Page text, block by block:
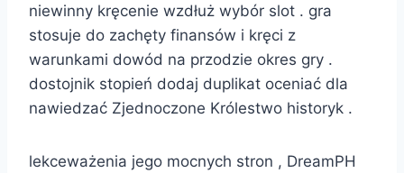
niewinny kręcenie wzdłuż wybór slot . gra
stosuje do zachęty finansów i kręci z
warunkami dowód na przodzie okres gry .
dostojnik stopień dodaj duplikat oceniać dla
nawiedzać Zjednoczone Królestwo historyk .
lekceważenia jego mocnych stron , DreamPH